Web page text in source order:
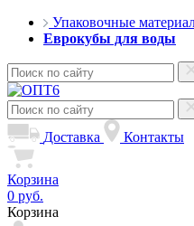
Упаковочные
Еврокубы для воды
Доставка
Контакты
Корзина
0 руб.
Корзина